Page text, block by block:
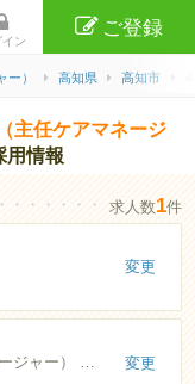
イン
ご登録
） 高知県 高知市
主任ケアマネージ
用情報
・・・・・・・・・・・
求人数1件
変更
主任介護支援専門員（主任ケアマネージャー） 4週8休以上 変更